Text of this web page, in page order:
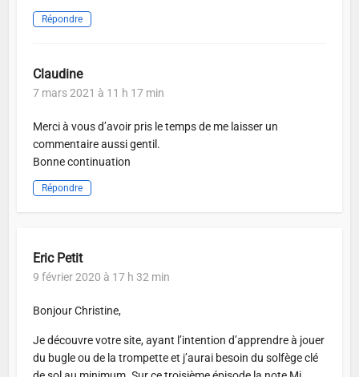
Répondre
Claudine
7 mars 2021 à 11 h 17 min
Merci à vous d’avoir pris le temps de me laisser un
commentaire aussi gentil.
Bonne continuation
Répondre
Eric Petit
9 février 2020 à 17 h 32 min
Bonjour Christine,
Je découvre votre site, ayant l’intention d’apprendre à jouer
du bugle ou de la trompette et j’aurai besoin du solfège clé